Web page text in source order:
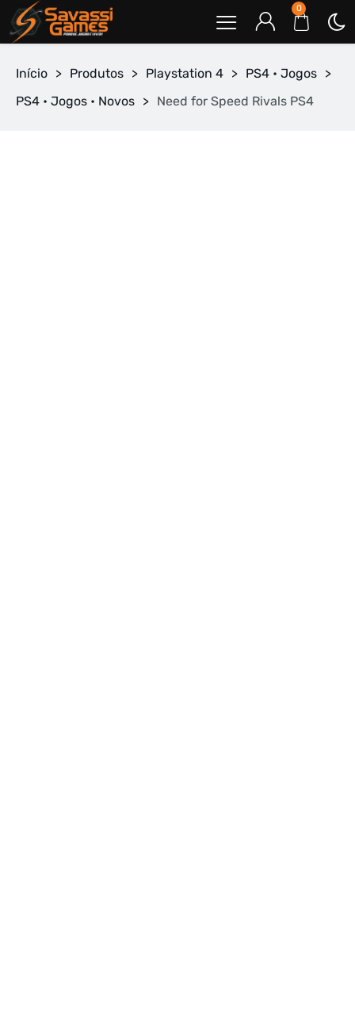
0
Início > Produtos > Playstation 4 > PS4 • Jogos >
PS4 • Jogos • Novos > Need for Speed Rivals PS4